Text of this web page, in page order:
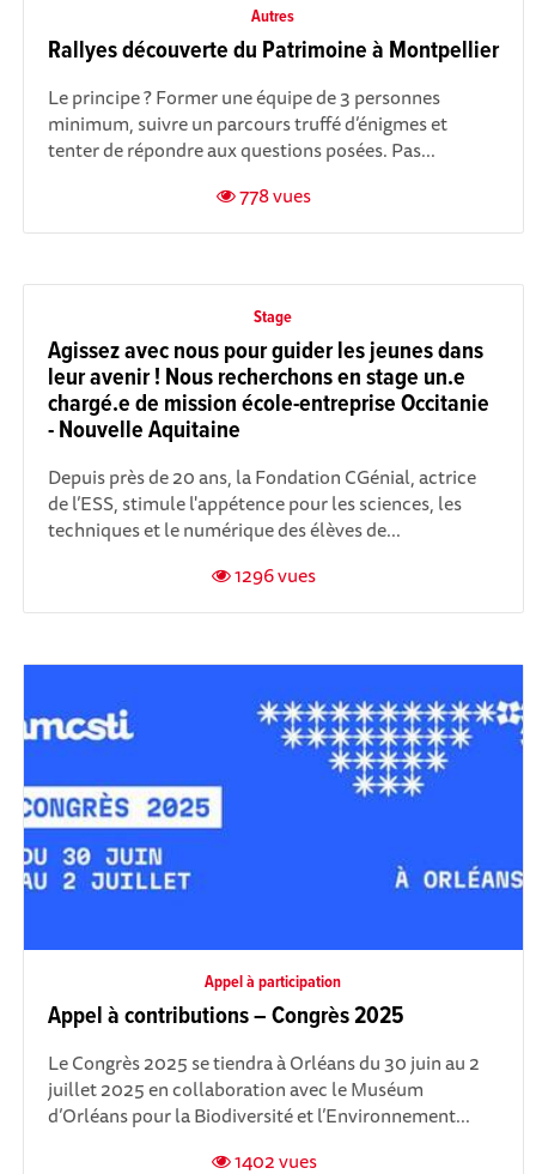
Autres
Rallyes découverte du Patrimoine à Montpellier
Le principe ? Former une équipe de 3 personnes
minimum, suivre un parcours truffé d’énigmes et
tenter de répondre aux questions posées. Pas...
778 vues
Stage
Agissez avec nous pour guider les jeunes dans
leur avenir ! Nous recherchons en stage un.e
chargé.e de mission école-entreprise Occitanie
- Nouvelle Aquitaine
Depuis près de 20 ans, la Fondation CGénial, actrice
de l’ESS, stimule l'appétence pour les sciences, les
techniques et le numérique des élèves de...
1296 vues
Appel à participation
Appel à contributions – Congrès 2025
Le Congrès 2025 se tiendra à Orléans du 30 juin au 2
juillet 2025 en collaboration avec le Muséum
d’Orléans pour la Biodiversité et l’Environnement...
1402 vues